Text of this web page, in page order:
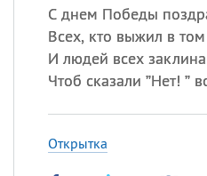
С днем Победы
Всех, кто выжил в
И людей всех
Чтоб сказали ”Нет! ”
Открытка